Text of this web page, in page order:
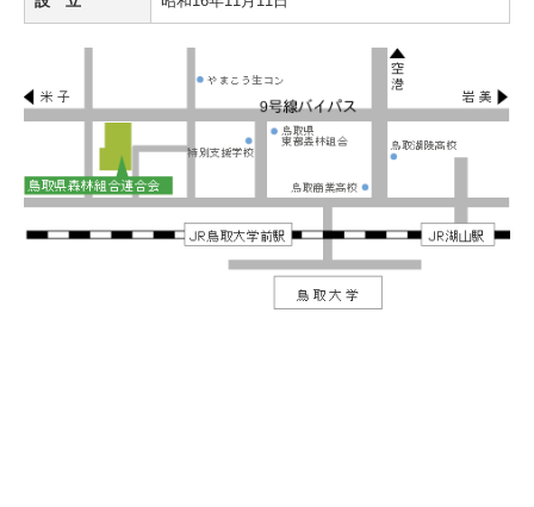
開催会議・研修会等
間伐材の利用
木材取扱に係る自主行動規範
認定団体一覧